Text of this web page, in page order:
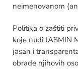
neimenovanom
Politika o zaštiti
koje nudi JASMIN
jasan i
obrade njihovih